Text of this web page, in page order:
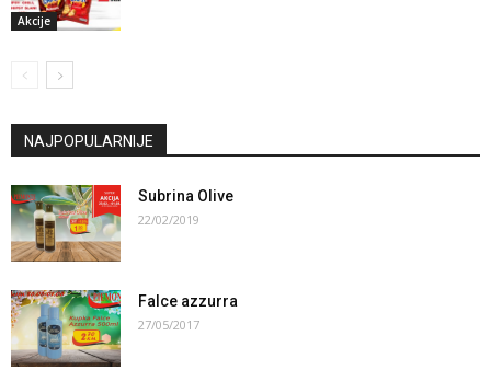
Akcije
NAJPOPULARNIJE
Subrina Olive
22/02/2019
Falce azzurra
27/05/2017